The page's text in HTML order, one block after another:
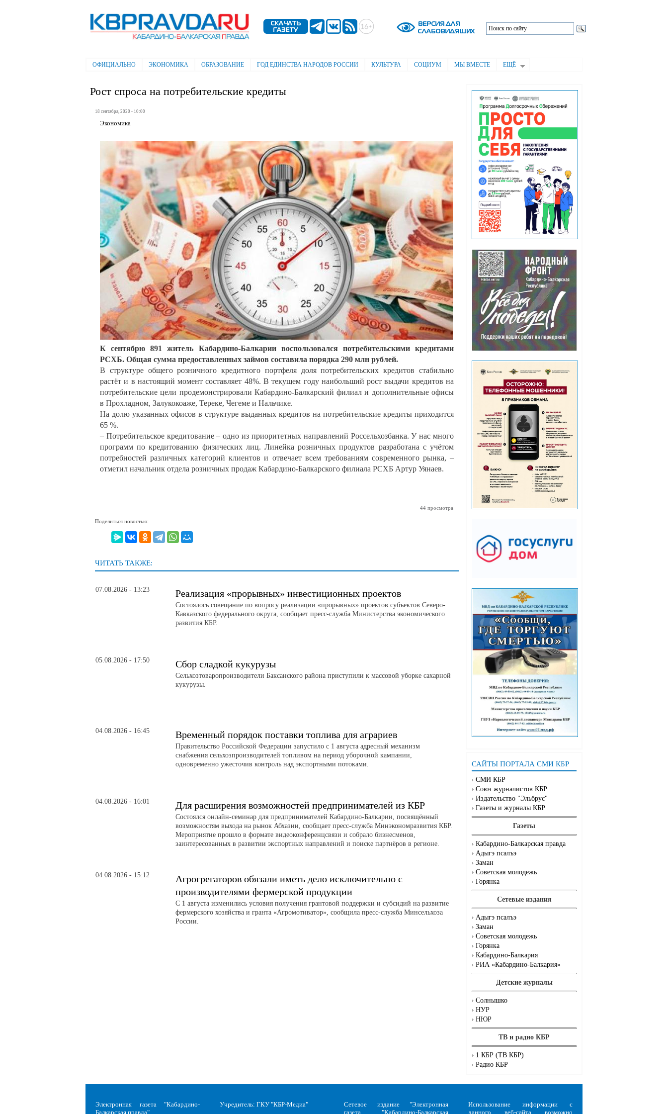
содержанию
Электронная газета "Кабардино-
Балкарская правда"
Главное меню
ОФИЦИАЛЬНО ЭКОНОМИКА ОБРАЗОВАНИЕ ГОД ЕДИНСТВА НАРОДОВ РОССИИ КУЛЬТУРА СОЦИУМ МЫ ВМЕСТЕ ЕЩЁ
САЙТЫ ПОРТАЛА СМИ КБР
СМИ КБР
Союз журналистов КБР
Издательство "Эльбрус"
Газеты и журналы КБР
Газеты
Кабардино-Балкарская правда
Адыгэ псалъэ
Заман
Советская молодежь
Горянка
Сетевые издания
Адыгэ псалъэ
Заман
Советская молодежь
Горянка
Кабардино-Балкария
РИА «Кабардино-Балкария»
Детские журналы
Солнышко
НУР
НЮР
ТВ и радио КБР
1 КБР (ТВ КБР)
Радио КБР
Рост спроса на потребительские кредиты
18 сентября, 2020 - 10:00
Экономика
К сентябрю 891 житель Кабардино-Балкарии воспользовался потребительскими кредитами
РСХБ. Общая сумма предоставленных займов составила порядка 290 млн рублей.
В структуре общего розничного кредитного портфеля доля потребительских кредитов стабильно
растёт и в настоящий момент составляет 48%. В текущем году наибольший рост выдачи кредитов на
потребительские цели продемонстрировали Кабардино-Балкарский филиал и дополнительные офисы
в Прохладном, Залукокоаже, Тереке, Чегеме и Нальчике.
На долю указанных офисов в структуре выданных кредитов на потребительские кредиты приходится
65 %.
– Потребительское кредитование – одно из приоритетных направлений Россельхозбанка. У нас много
программ по кредитованию физических лиц. Линейка розничных продуктов разработана с учётом
потребностей различных категорий клиентов и отвечает всем требованиям современного рынка, –
отметил начальник отдела розничных продаж Кабардино-Балкарского филиала РСХБ Артур Уянаев.
44 просмотра
Поделиться новостью:
ЧИТАТЬ ТАКЖЕ:
07.08.2026 - 13:23 Реализация «прорывных» инвестиционных проектов
Состоялось совещание по вопросу реализации «прорывных» проектов субъектов Северо-
Кавказского федерального округа, сообщает пресс-служба Министерства экономического
развития КБР.
05.08.2026 - 17:50 Сбор сладкой кукурузы
Сельхозтоваропроизводители Баксанского района приступили к массовой уборке сахарной
кукурузы.
04.08.2026 - 16:45 Временный порядок поставки топлива для аграриев
Правительство Российской Федерации запустило с 1 августа адресный механизм
снабжения сельхозпроизводителей топливом на период уборочной кампании,
одновременно ужесточив контроль над экспортными потоками.
04.08.2026 - 16:01 Для расширения возможностей предпринимателей из КБР
Состоялся онлайн-семинар для предпринимателей Кабардино-Балкарии, посвящённый
возможностям выхода на рынок Абхазии, сообщает пресс-служба Минэкономразвития КБР.
Мероприятие прошло в формате видеоконференцсвязи и собрало бизнесменов,
заинтересованных в развитии экспортных направлений и поиске партнёров в регионе.
04.08.2026 - 15:12
Агрогрегаторов обязали иметь дело исключительно с
производителями фермерской продукции
С 1 августа изменились условия получения грантовой поддержки и субсидий на развитие
фермерского хозяйства и гранта «Агромотиватор», сообщила пресс-служба Минсельхоза
России.
Электронная газета "Кабардино-
Балкарская правда"
Учредитель: ГКУ "КБР-Медиа"
Сетевое издание "Электронная
газета "Кабардино-Балкарская
Использование информации с
данного веб-сайта возможно